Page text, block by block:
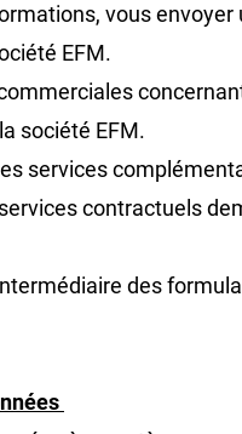
vous
EFM.
société EFM.
services
contractuels
des